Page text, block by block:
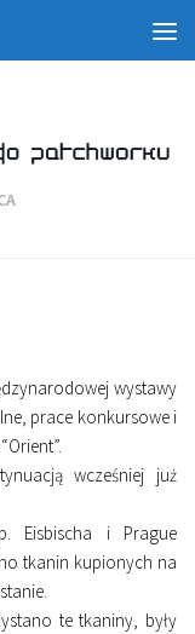
wystawy
prace konkursowe i
wcześniej już
Eisbischa i Prague
tkanin kupionych na
te tkaniny, były